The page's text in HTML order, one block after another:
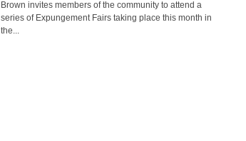
Brown invites members of the community to attend a
series of Expungement Fairs taking place this month in
the...